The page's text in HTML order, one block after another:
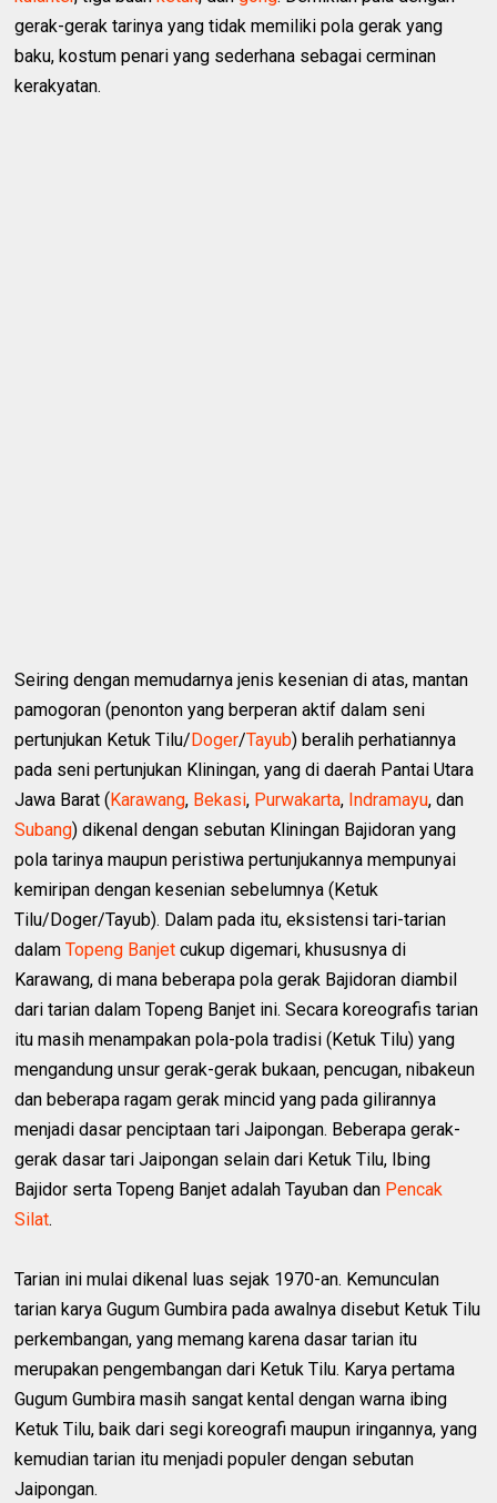
gerak-gerak tarinya yang tidak memiliki pola gerak yang
baku, kostum penari yang sederhana sebagai cerminan
kerakyatan.
Seiring dengan memudarnya jenis kesenian di atas, mantan
pamogoran (penonton yang berperan aktif dalam seni
pertunjukan Ketuk Tilu/Doger/Tayub) beralih perhatiannya
pada seni pertunjukan Kliningan, yang di daerah Pantai Utara
Jawa Barat (Karawang, Bekasi, Purwakarta, Indramayu, dan
Subang) dikenal dengan sebutan Kliningan Bajidoran yang
pola tarinya maupun peristiwa pertunjukannya mempunyai
kemiripan dengan kesenian sebelumnya (Ketuk
Tilu/Doger/Tayub). Dalam pada itu, eksistensi tari-tarian
dalamTopeng Banjet cukup digemari, khususnya di
Karawang, di mana beberapa pola gerak Bajidoran diambil
dari tarian dalam Topeng Banjet ini. Secara koreografis tarian
itu masih menampakan pola-pola tradisi (Ketuk Tilu) yang
mengandung unsur gerak-gerak bukaan, pencugan, nibakeun
dan beberapa ragam gerak mincid yang pada gilirannya
menjadi dasar penciptaan tari Jaipongan. Beberapa gerak-
gerak dasar tari Jaipongan selain dari Ketuk Tilu, Ibing
Bajidor serta Topeng Banjet adalah Tayuban dan Pencak
Silat.
Tarian ini mulai dikenal luas sejak 1970-an. Kemunculan
tarian karya Gugum Gumbira pada awalnya disebut Ketuk Tilu
perkembangan, yang memang karena dasar tarian itu
merupakan pengembangan dari Ketuk Tilu. Karya pertama
Gugum Gumbira masih sangat kental dengan warna ibing
Ketuk Tilu, baik dari segi koreografi maupun iringannya, yang
kemudian tarian itu menjadi populer dengan sebutan
Jaipongan.